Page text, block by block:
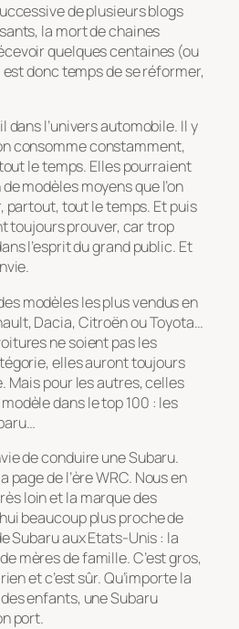
de plusieurs blogs
la mort de chaines
quelques centaines (ou
est donc temps de se réformer,
dans l’univers automobile. Il y
consomme constamment,
le temps. Elles pourraient
modèles moyens que l’on
partout, tout le temps. Et puis
toujours prouver, car trop
l’esprit du grand public. Et
modèles les plus vendus en
Dacia, Citroën ou Toyota…
ne soient pas les
elles auront toujours
Mais pour les autres, celles
dans le top 100 : les
de conduire une Subaru.
page de l’ère WRC. Nous en
loin et la marque des
beaucoup plus proche de
Subaru aux Etats-Unis : la
mères de famille. C’est gros,
et c’est sûr. Qu’importe la
enfants, une Subaru
port.